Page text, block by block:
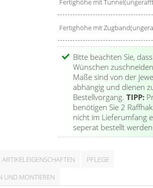
Fertighöhe mit
Fertighöhe mit
Bitte beachten Sie,
Wünschen
Maße sind von der
abhängig und dienen
Bestellvorgang. TIPP:
benötigen Sie 2
nicht im Lieferumfang
seperat bestellt werden.
ARTIKELEIGENSCHAFTEN
PFLEGE
UND MONTIEREN